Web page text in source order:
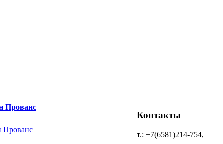
Прованс
Контакты
т.: +7(6581)214-754,